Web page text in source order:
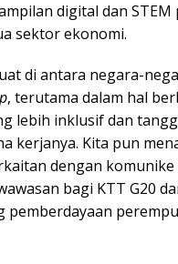
digital dan
sektor ekonomi.
di antara negara-
, terutama dalam hal
lebih inklusif dan
kerjanya. Kita pun
dengan komunike
bagi KTT G20